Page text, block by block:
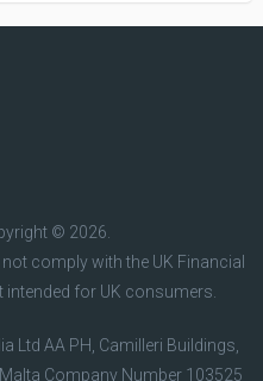
© 2026.
comply with the UK Financial
for UK consumers.
Ltd AA PH, Camilleri Buildings,
Company Number 103525